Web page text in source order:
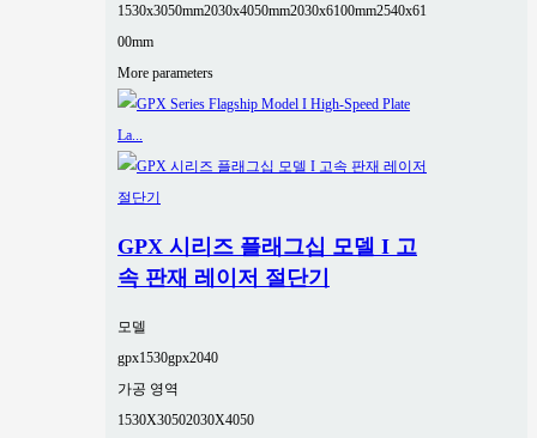
1530x3050mm2030x4050mm2030x6100mm2540x61
00mm
More parameters
GPX 시리즈 플래그십 모델 I 고
속 판재 레이저 절단기
모델
gpx1530gpx2040
가공 영역
1530X30502030X4050